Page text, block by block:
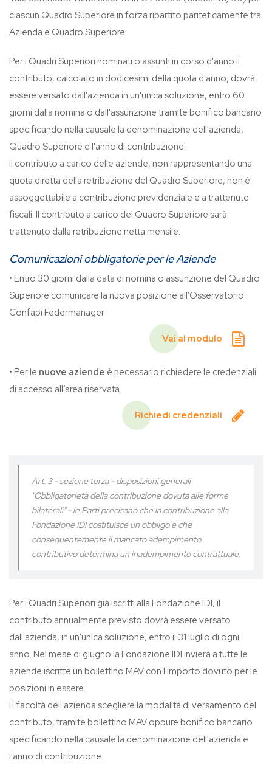
ciascun Quadro Superiore in forza ripartito pariteticamente tra
Azienda e Quadro Superiore.
Per i Quadri Superiori nominati o assunti in corso d'anno il
contributo, calcolato in dodicesimi della quota d'anno, dovrà
essere versato dall'azienda in un'unica soluzione, entro 60
giorni dalla nomina o dall'assunzione tramite bonifico bancario
specificando nella causale la denominazione dell'azienda,
Quadro Superiore e l'anno di contribuzione.
Il contributo a carico delle aziende, non rappresentando una
quota diretta della retribuzione del Quadro Superiore, non è
assoggettabile a contribuzione previdenziale e a trattenute
fiscali. Il contributo a carico del Quadro Superiore sarà
trattenuto dalla retribuzione netta mensile.
Comunicazioni obbligatorie per le Aziende
• Entro 30 giorni dalla data di nomina o assunzione del Quadro
Superiore comunicare la nuova posizione all'Osservatorio
Confapi Federmanager
Vai al modulo
• Per le nuove aziende è necessario richiedere le credenziali
di accesso all’area riservata
Richiedi credenziali
Art. 3 - sezione terza - disposizioni generali
"Obbligatorietà della contribuzione dovuta alle forme
bilaterali" - le Parti precisano che la contribuzione alla
Fondazione IDI costituisce un obbligo e che
conseguentemente il mancato adempimento
contributivo determina un inadempimento contrattuale.
Per i Quadri Superiori già iscritti alla Fondazione IDI, il
contributo annualmente previsto dovrà essere versato
dall'azienda, in un'unica soluzione, entro il 31 luglio di ogni
anno. Nel mese di giugno la Fondazione IDI invierà a tutte le
aziende iscritte un bollettino MAV con l'importo dovuto per le
posizioni in essere.
È facoltà dell'azienda scegliere la modalità di versamento del
contributo, tramite bollettino MAV oppure bonifico bancario
specificando nella causale la denominazione dell'azienda e
l'anno di contribuzione.